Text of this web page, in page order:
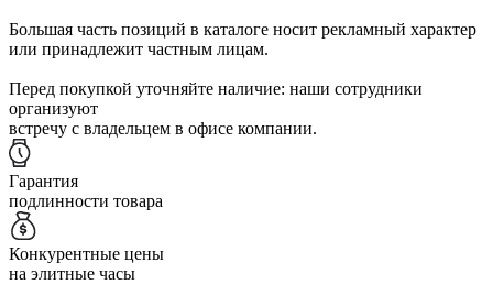
Большая часть позиций в каталоге носит рекламный характер
или принадлежит частным лицам.
Перед покупкой уточняйте наличие: наши сотрудники
организуют
встречу с владельцем в офисе компании.
Гарантия
подлинности товара
Конкурентные цены
на элитные часы